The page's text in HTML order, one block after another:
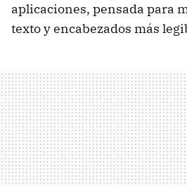
aplicaciones, pensada para
texto y encabezados más